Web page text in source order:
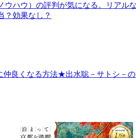
ハウ）の評判が気になる。リアル
？効果なし？
仲良くなる方法★出水聡－サトシ－